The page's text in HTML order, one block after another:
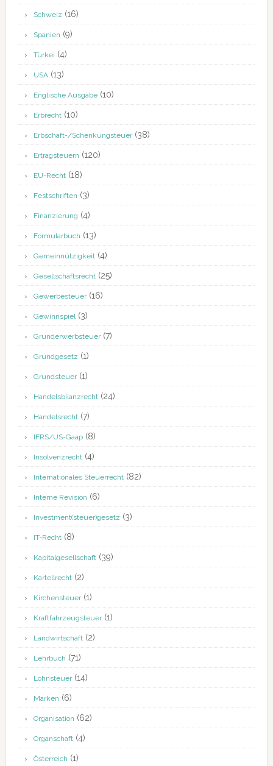
Schweiz (16)
Spanien (9)
Türkei (4)
USA(13)
Englische Ausgabe(10)
Erbrecht(10)
Erbschaft-/Schenkungsteuer(38)
Ertragsteuern (120)
EU-Recht(18)
Festschriften (3)
Finanzierung (4)
Formularbuch (13)
Gemeinnützigkeit(4)
Gesellschaftsrecht(25)
Gewerbesteuer(16)
Gewinnspiel(3)
Grunderwerbsteuer(7)
Grundgesetz (1)
Grundsteuer(1)
Handelsbilanzrecht(24)
Handelsrecht(7)
IFRS/US-Gaap(8)
Insolvenzrecht(4)
Internationales Steuerrecht(82)
Interne Revision (6)
Investment(steuer)gesetz (3)
IT-Recht(8)
Kapitalgesellschaft(39)
Kartellrecht(2)
Kirchensteuer(1)
Kraftfahrzeugsteuer(1)
Landwirtschaft(2)
Lehrbuch (71)
Lohnsteuer(14)
Marken (6)
Organisation (62)
Organschaft(4)
Österreich (1)